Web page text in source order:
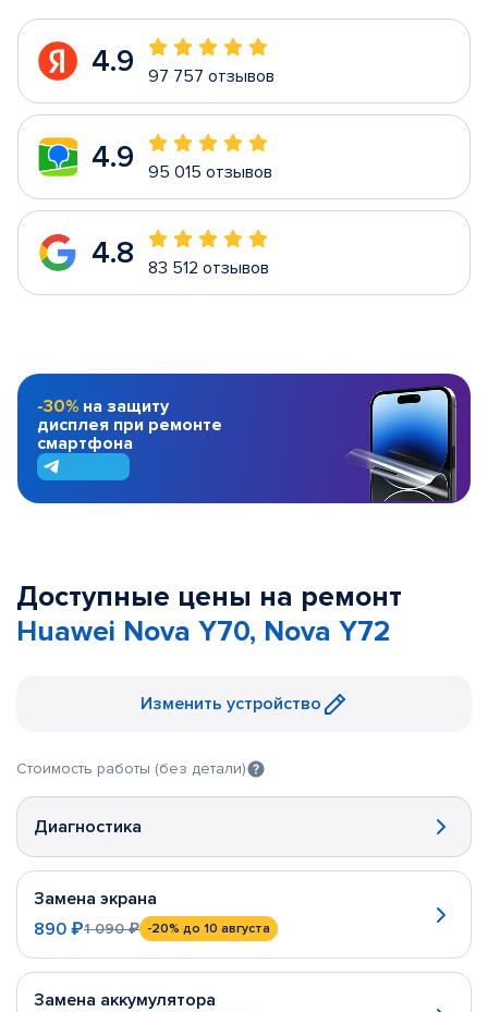
4.9 97 757 отзывов
4.9 95 015 отзывов
4.8 83 512 отзывов
-30% на защиту
дисплея при ремонте
смартфона
Доступные цены на ремонт
Huawei Nova Y70, Nova Y72
Изменить устройство
Стоимость работы (без детали)
Диагностика
Замена экрана
890 ₽1 090 ₽ -20% до 10 августа
Замена аккумулятора